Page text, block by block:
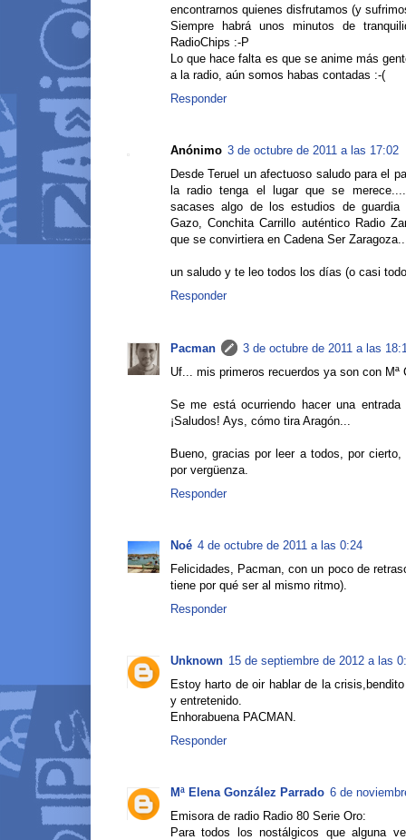
encontrarnos quienes disfrutamos (y
Siempre habrá unos minutos de
RadioChips :-P
Lo que hace falta es que se anime más
a la radio, aún somos habas contadas :-(
Responder
Anónimo 3 de octubre de 2011 a las 17:02
Desde Teruel un afectuoso saludo para el
la radio tenga el lugar que se
sacases algo de los estudios de
Gazo, Conchita Carrillo auténtico Radio
que se convirtiera en Cadena Ser
un saludo y te leo todos los días (o casi
Responder
Pacman
3 de octubre de 2011 a las
Uf... mis primeros recuerdos ya son con Mª
Se me está ocurriendo hacer una
¡Saludos! Ays, cómo tira Aragón...
Bueno, gracias por leer a todos, por
por vergüenza.
Responder
Noé 4 de octubre de 2011 a las 0:24
Felicidades, Pacman, con un poco de
tiene por qué ser al mismo ritmo).
Responder
Unknown 15 de septiembre de 2012 a las
Estoy harto de oir hablar de la
y entretenido.
Enhorabuena PACMAN.
Responder
Mª Elena González Parrado 6 de
Emisora de radio Radio 80 Serie Oro:
Para todos los nostálgicos que alguna